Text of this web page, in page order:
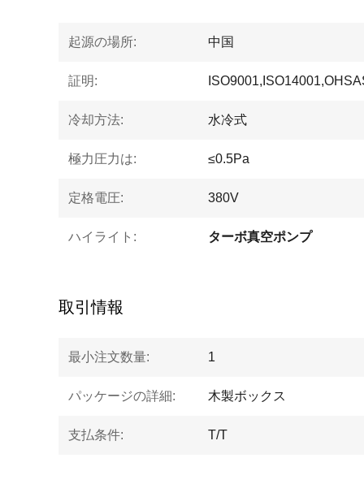
起源の場所: 中国
証明:
冷却方法: 水冷式
極力圧力は: ≤0.5Pa
定格電圧: 380V
ハイライト: ターボ真空ポンプ
取引情報
最小注文数量: 1
パッケージの詳細: 木製ボックス
支払条件: T/T